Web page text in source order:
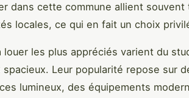
dans cette commune allient
locales, ce qui en fait un choix
louer les plus appréciés varient du
Leur popularité repose sur
lumineux, des équipements